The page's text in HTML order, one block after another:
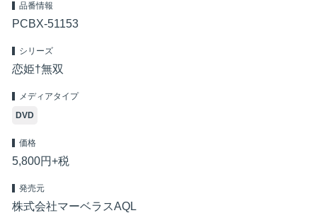
品番情報
PCBX-51153
シリーズ
恋姫†無双
メディアタイプ
DVD
価格
5,800円+税
発売元
株式会社マーベラスAQL